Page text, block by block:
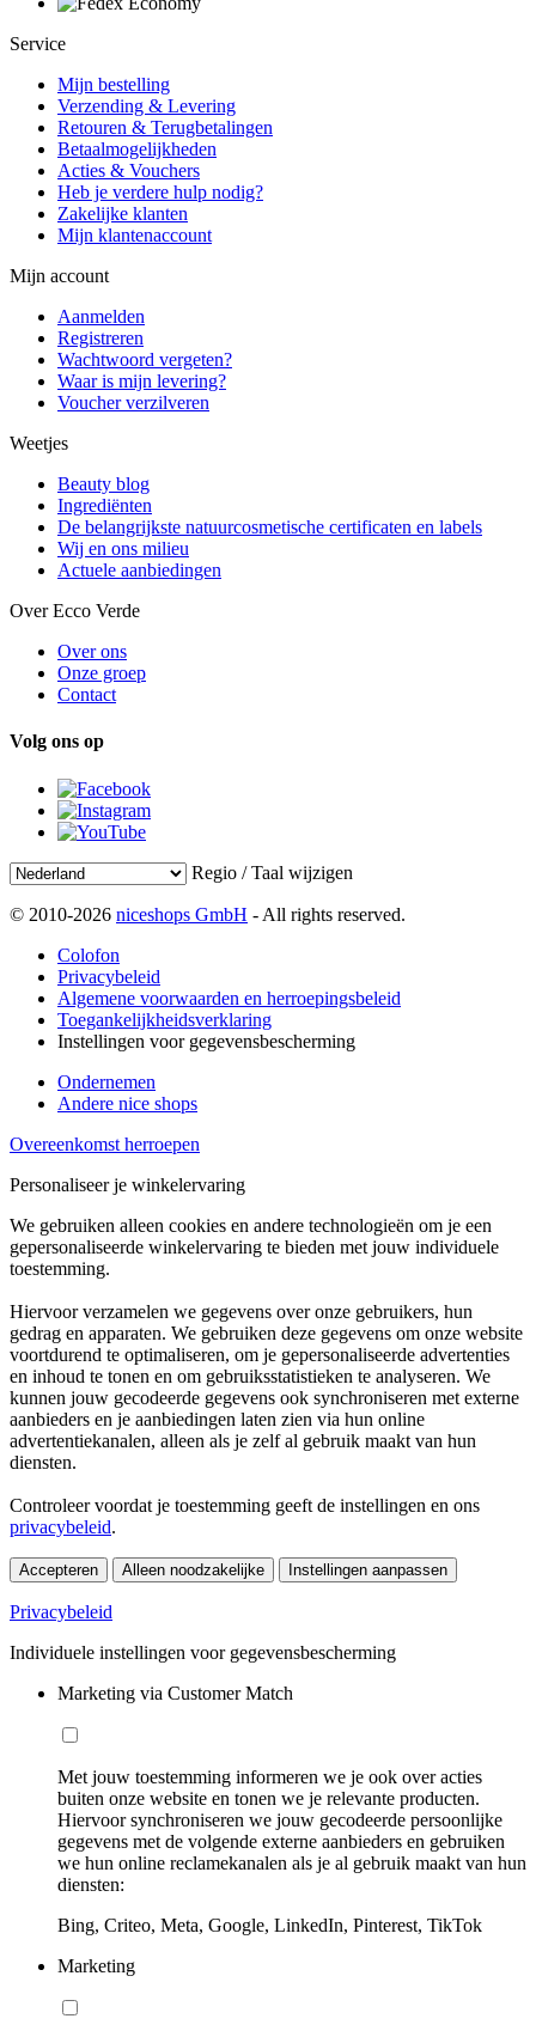
Service
Mijn bestelling
Verzending & Levering
Retouren & Terugbetalingen
Betaalmogelijkheden
Acties & Vouchers
Heb je verdere hulp nodig?
Zakelijke klanten
Mijn klantenaccount
Mijn account
Aanmelden
Registreren
Wachtwoord vergeten?
Waar is mijn levering?
Voucher verzilveren
Weetjes
Beauty blog
Ingrediënten
De belangrijkste natuurcosmetische certificaten en labels
Wij en ons milieu
Actuele aanbiedingen
Over Ecco Verde
Over ons
Onze groep
Contact
Volg ons op
Regio / Taal wijzigen
© 2010-2026 niceshops GmbH - All rights reserved.
Colofon
Privacybeleid
Algemene voorwaarden en herroepingsbeleid
Toegankelijkheidsverklaring
Instellingen voor gegevensbescherming
Ondernemen
Andere nice shops
Overeenkomst herroepen
Personaliseer je winkelervaring
We gebruiken alleen cookies en andere technologieën om je een
gepersonaliseerde winkelervaring te bieden met jouw individuele
toestemming.
Hiervoor verzamelen we gegevens over onze gebruikers, hun
gedrag en apparaten. We gebruiken deze gegevens om onze website
voortdurend te optimaliseren, om je gepersonaliseerde advertenties
en inhoud te tonen en om gebruiksstatistieken te analyseren. We
kunnen jouw gecodeerde gegevens ook synchroniseren met externe
aanbieders en je aanbiedingen laten zien via hun online
advertentiekanalen, alleen als je zelf al gebruik maakt van hun
diensten.
Controleer voordat je toestemming geeft de instellingen en ons
privacybeleid.
Accepteren Alleen noodzakelijke Instellingen aanpassen
Privacybeleid
Individuele instellingen voor gegevensbescherming
Marketing via Customer Match
Met jouw toestemming informeren we je ook over acties
buiten onze website en tonen we je relevante producten.
Hiervoor synchroniseren we jouw gecodeerde persoonlijke
gegevens met de volgende externe aanbieders en gebruiken
we hun online reclamekanalen als je al gebruik maakt van hun
diensten:
Bing, Criteo, Meta, Google, LinkedIn, Pinterest, TikTok
Marketing